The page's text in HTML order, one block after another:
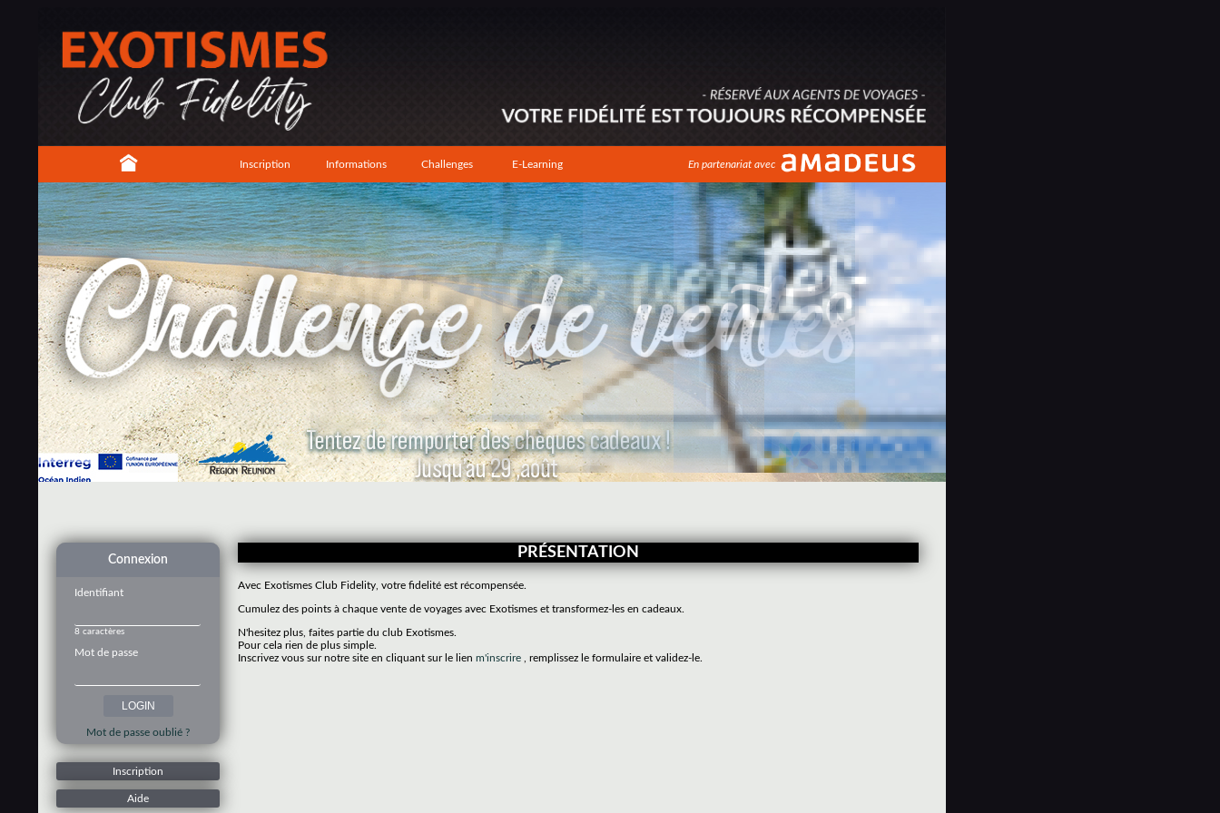
Inscription Informations Challenges E-Learning En partenariat avec
Connexion
Identifiant
8 caractères
Mot de passe
Mot de passe oublié ?
Inscription
Aide
PRÉSENTATION
Avec Exotismes Club Fidelity, votre fidelité est récompensée.
Cumulez des points à chaque vente de voyages avec Exotismes et transformez-les en cadeaux.
N'hesitez plus, faites partie du club Exotismes.
Pour cela rien de plus simple.
Inscrivez vous sur notre site en cliquant sur le lien m'inscrire , remplissez le formulaire et validez-le.